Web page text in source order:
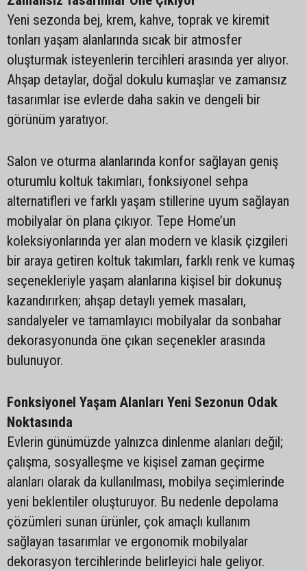
Yeni sezonda bej, krem, kahve, toprak ve kiremit
tonları yaşam alanlarında sıcak bir atmosfer
oluşturmak isteyenlerin tercihleri arasında yer alıyor.
Ahşap detaylar, doğal dokulu kumaşlar ve zamansız
tasarımlar ise evlerde daha sakin ve dengeli bir
görünüm yaratıyor.
Salon ve oturma alanlarında konfor sağlayan geniş
oturumlu koltuk takımları, fonksiyonel sehpa
alternatifleri ve farklı yaşam stillerine uyum sağlayan
mobilyalar ön plana çıkıyor. Tepe Home’un
koleksiyonlarında yer alan modern ve klasik çizgileri
bir araya getiren koltuk takımları, farklı renk ve kumaş
seçenekleriyle yaşam alanlarına kişisel bir dokunuş
kazandırırken; ahşap detaylı yemek masaları,
sandalyeler ve tamamlayıcı mobilyalar da sonbahar
dekorasyonunda öne çıkan seçenekler arasında
bulunuyor.
Fonksiyonel Yaşam Alanları Yeni Sezonun Odak
Noktasında
Evlerin günümüzde yalnızca dinlenme alanları değil;
çalışma, sosyalleşme ve kişisel zaman geçirme
alanları olarak da kullanılması, mobilya seçimlerinde
yeni beklentiler oluşturuyor. Bu nedenle depolama
çözümleri sunan ürünler, çok amaçlı kullanım
sağlayan tasarımlar ve ergonomik mobilyalar
dekorasyon tercihlerinde belirleyici hale geliyor.